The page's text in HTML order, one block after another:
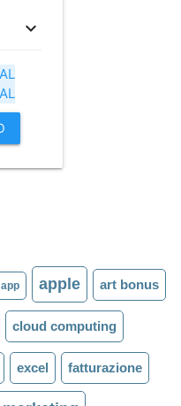
expand_more
app apple art bonus
cloud computing
excel fatturazione